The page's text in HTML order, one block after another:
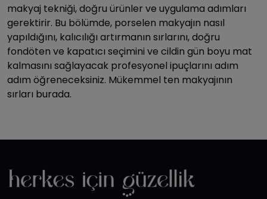
makyaj tekniği, doğru ürünler ve uygulama adımları
gerektirir. Bu bölümde, porselen makyajın nasıl
yapıldığını, kalıcılığı artırmanın sırlarını, doğru
fondöten ve kapatıcı seçimini ve cildin gün boyu mat
kalmasını sağlayacak profesyonel ipuçlarını adım
adım öğreneceksiniz. Mükemmel ten makyajının
sırları burada.